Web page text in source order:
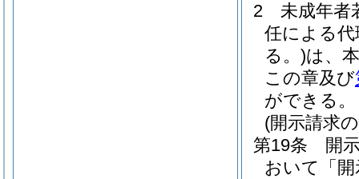
2
未成年者
任による代
る。)は、
この章及び
ができる。
(開示請求
第19条
開
おいて「